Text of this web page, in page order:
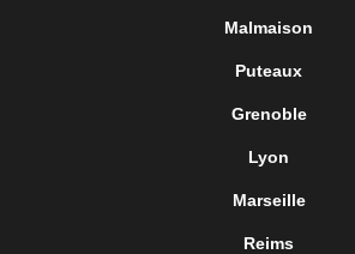
Malmaison
Puteaux
Grenoble
Lyon
Marseille
Reims